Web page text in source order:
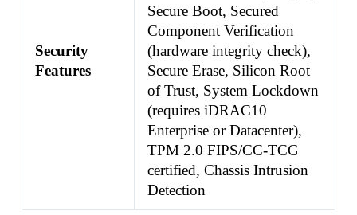
Security
Features
Secure Boot, Secured
Component Verification
(hardware integrity check),
Secure Erase, Silicon Root
of Trust, System Lockdown
(requires iDRAC10
Enterprise or Datacenter),
TPM 2.0 FIPS/CC-TCG
certified, Chassis Intrusion
Detection